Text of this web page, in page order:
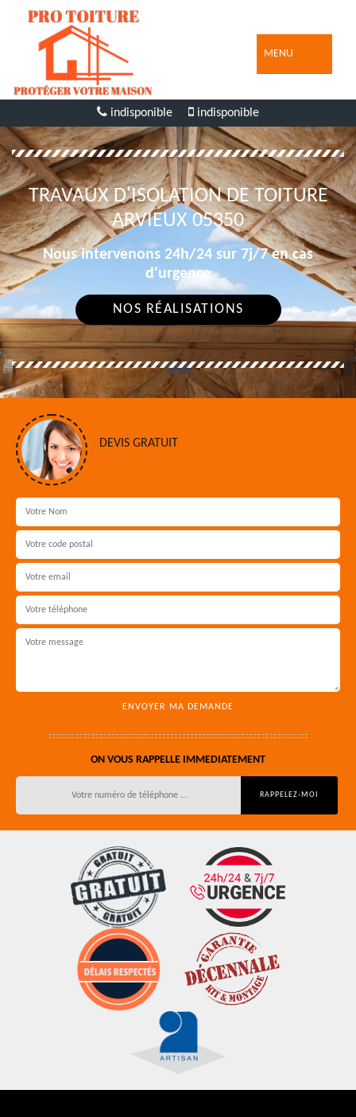
MENU
indisponible indisponible
TRAVAUX D'ISOLATION DE TOITURE
ARVIEUX 05350
Nous intervenons 24h/24 sur 7j/7 en cas
d'urgence
NOS RÉALISATIONS
DEVIS GRATUIT
ON VOUS RAPPELLE IMMEDIATEMENT